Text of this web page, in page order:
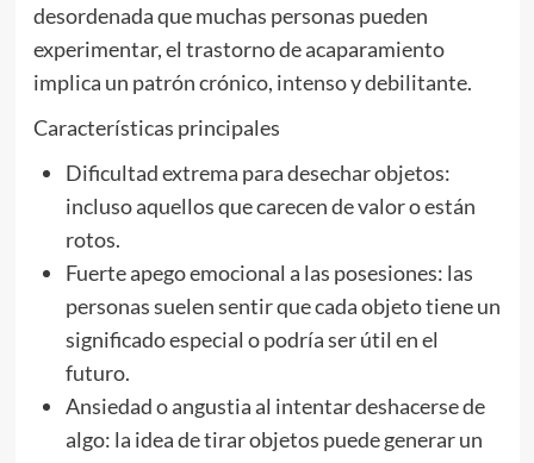
desordenada que muchas personas pueden
experimentar, el trastorno de acaparamiento
implica un patrón crónico, intenso y debilitante.
Características principales
Dificultad extrema para desechar objetos:
incluso aquellos que carecen de valor o están
rotos.
Fuerte apego emocional a las posesiones: las
personas suelen sentir que cada objeto tiene un
significado especial o podría ser útil en el
futuro.
Ansiedad o angustia al intentar deshacerse de
algo: la idea de tirar objetos puede generar un